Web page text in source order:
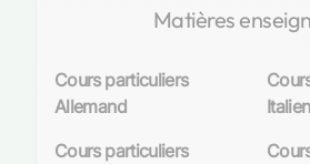
Matières
Cours particuliers
Allemand
Cours particuliers
Italien